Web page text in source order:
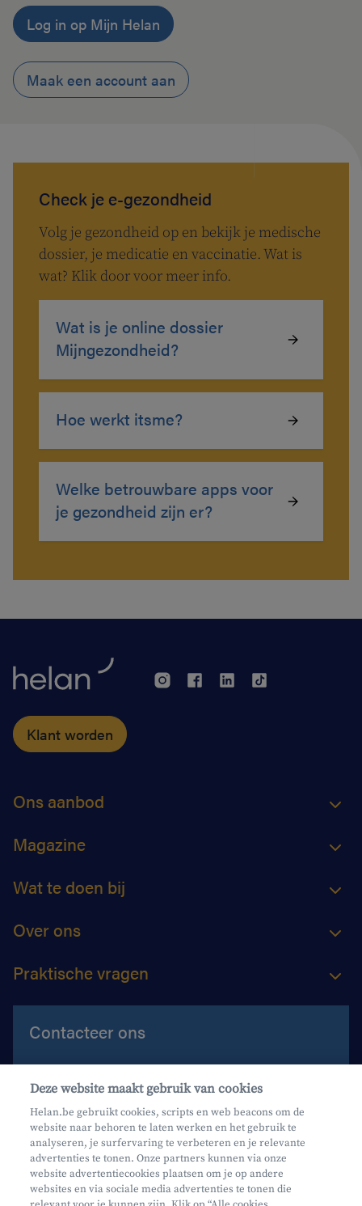
Log in op Mijn Helan
Maak een account aan
Check je e-gezondheid
Volg je gezondheid op en bekijk je medische
dossier, je medicatie en vaccinatie. Wat is
wat? Klik door voor meer info.
Wat is je online dossier
Mijngezondheid?
Hoe werkt itsme?
Welke betrouwbare apps voor
je gezondheid zijn er?
Klant worden
Ons aanbod
Magazine
Wat te doen bij
Over ons
Praktische vragen
Contacteer ons
Contacteer ons
Maak een afspraak
Waar vind je ons?
Deze website maakt gebruik van cookies
Helan.be gebruikt cookies, scripts en web beacons om de
website naar behoren te laten werken en het gebruik te
analyseren, je surfervaring te verbeteren en je relevante
advertenties te tonen. Onze partners kunnen via onze
website advertentiecookies plaatsen om je op andere
websites en via sociale media advertenties te tonen die